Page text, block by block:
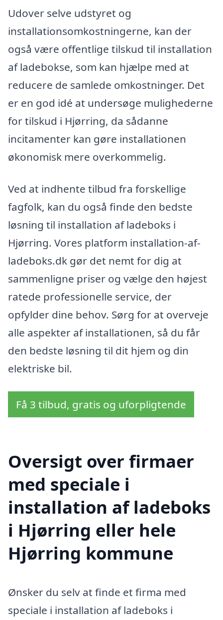
Udover selve udstyret og
installationsomkostningerne, kan der
også være offentlige tilskud til installation
af ladebokse, som kan hjælpe med at
reducere de samlede omkostninger. Det
er en god idé at undersøge mulighederne
for tilskud i Hjørring, da sådanne
incitamenter kan gøre installationen
økonomisk mere overkommelig.
Ved at indhente tilbud fra forskellige
fagfolk, kan du også finde den bedste
løsning til installation af ladeboks i
Hjørring. Vores platform installation-af-
ladeboks.dk gør det nemt for dig at
sammenligne priser og vælge den højest
ratede professionelle service, der
opfylder dine behov. Sørg for at overveje
alle aspekter af installationen, så du får
den bedste løsning til dit hjem og din
elektriske bil.
Få 3 tilbud, gratis og uforpligtende
Oversigt over firmaer
med speciale i
installation af ladeboks
i Hjørring eller hele
Hjørring kommune
Ønsker du selv at finde et firma med
speciale i installation af ladeboks i